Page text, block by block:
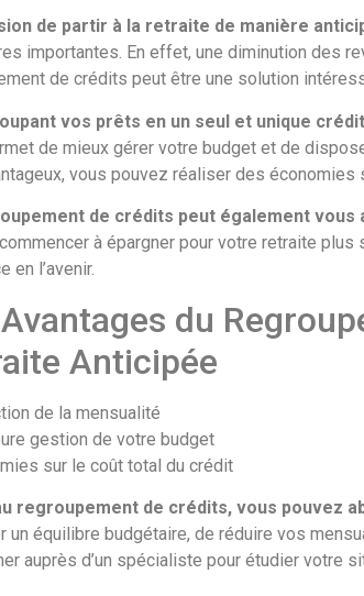
de partir à la retraite de manière
importantes. En effet, une diminution des
de crédits peut être une solution
vos prêts en un seul et unique
de mieux gérer votre budget et de
vous pouvez réaliser des
de crédits peut également
à épargner pour votre retraite
en l’avenir.
du
Anticipée
de la mensualité
gestion de votre budget
sur le coût total du crédit
regroupement de crédits, vous pouvez
un équilibre budgétaire, de réduire vos
auprès d’un spécialiste pour étudier votre